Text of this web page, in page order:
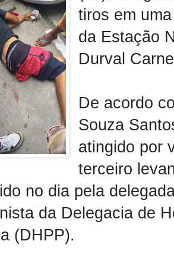
tiros em
da Estação
Durval
De acordo
Souza
atingido por
terceiro
no dia pela
da Delegacia de
(DHPP).